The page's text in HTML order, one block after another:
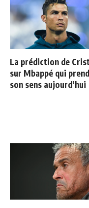
La prédiction de
sur Mbappé qui
son sens aujourd’hui